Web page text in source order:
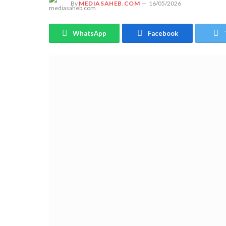
By MEDIASAHEB.COM 16/05/2026
WhatsApp Facebook